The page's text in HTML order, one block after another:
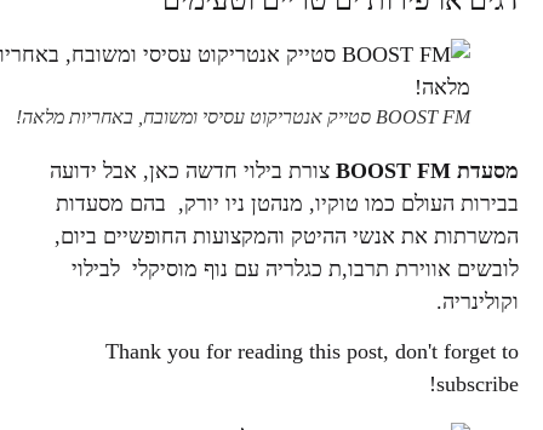
BOOST FM סטייק אנטריקוט עסיסי ומשובח, באחריות מלאה!
מסעדתBOOST FM
צורת בילוי חדשה כאן, אבל ידועה
בבירות העולם כמו טוקיו, מנהטן ניו יורק, בהם מסעדות
המשרתות את אנשי ההיטק והמקצועות החופשיים ביום,
לובשים אווירת תרבו,ת כגלריה עם נוף מוסיקלי לבילוי
וקולינריה.
Thank you for reading this post, don't forget to
subscribe!